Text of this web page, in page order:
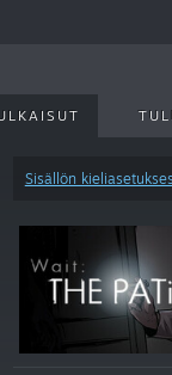
Sisällön